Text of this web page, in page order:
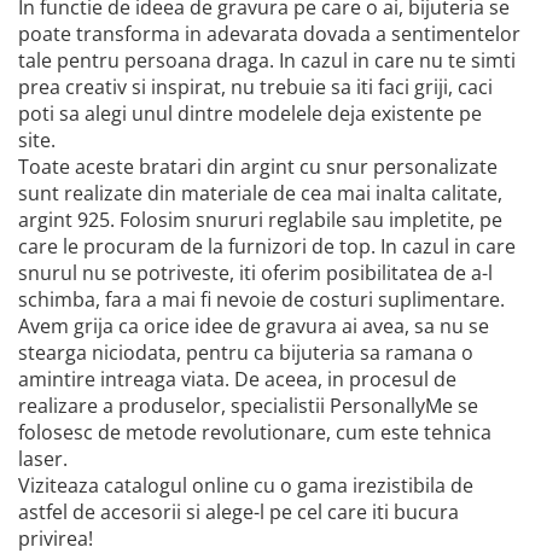
In functie de ideea de gravura pe care o ai, bijuteria se
poate transforma in adevarata dovada a sentimentelor
tale pentru persoana draga. In cazul in care nu te simti
prea creativ si inspirat, nu trebuie sa iti faci griji, caci
poti sa alegi unul dintre modelele deja existente pe
site.
Toate aceste bratari din argint cu snur personalizate
sunt realizate din materiale de cea mai inalta calitate,
argint 925. Folosim snururi reglabile sau impletite, pe
care le procuram de la furnizori de top. In cazul in care
snurul nu se potriveste, iti oferim posibilitatea de a-l
schimba, fara a mai fi nevoie de costuri suplimentare.
Avem grija ca orice idee de gravura ai avea, sa nu se
stearga niciodata, pentru ca bijuteria sa ramana o
amintire intreaga viata. De aceea, in procesul de
realizare a produselor, specialistii PersonallyMe se
folosesc de metode revolutionare, cum este tehnica
laser.
Viziteaza catalogul online cu o gama irezistibila de
astfel de accesorii si alege-l pe cel care iti bucura
privirea!